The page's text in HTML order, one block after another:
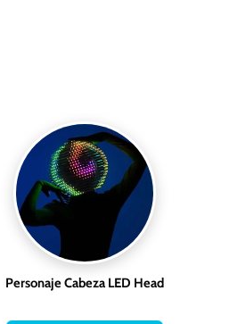
Personaje Cabeza LED Head